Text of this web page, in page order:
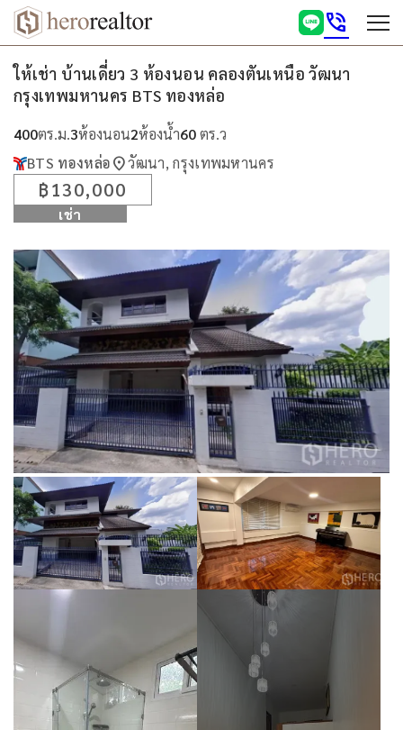
phone_in_talk
ให้เช่า บ้านเดี่ยว 3 ห้องนอน คลองตันเหนือ วัฒนา
กรุงเทพมหานคร BTS ทองหล่อ
400ตร.ม.3ห้องนอน2ห้องน้ำ60ตร.ว
BTS ทองหล่อlocation_onวัฒนา, กรุงเทพมหานคร
฿130,000
เช่า